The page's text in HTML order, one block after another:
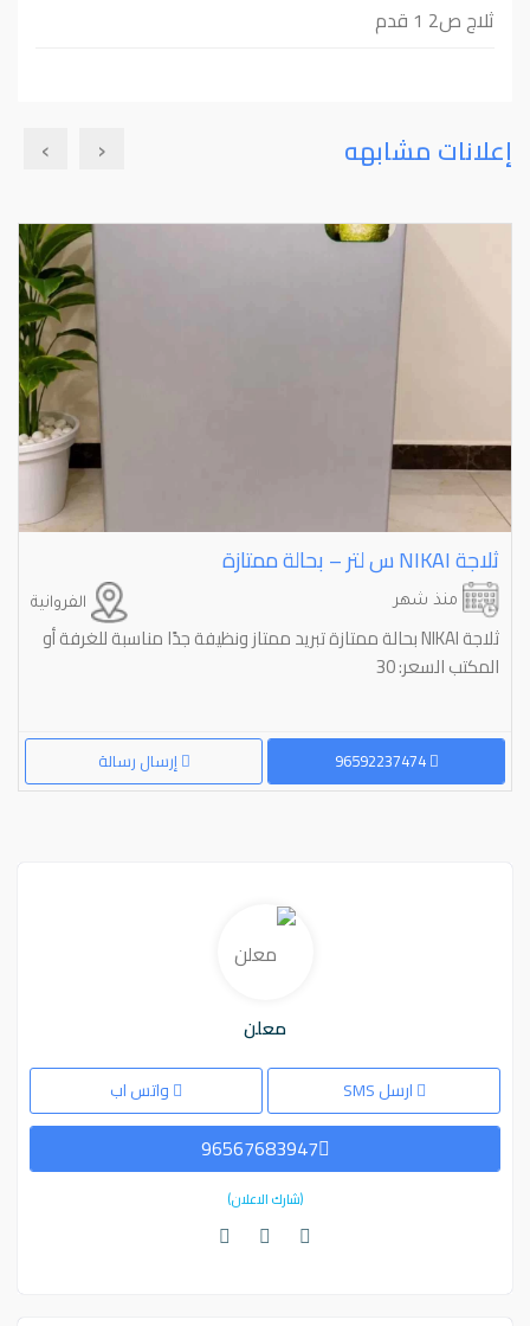
ثلاج ص⁦⁦2⁩⁩ ⁦⁦1⁩⁩ قدم
إعلانات مشابهه
ثلاجة ⁦⁦NIKAI⁩⁩ س لتر – بحالة ممتازة
الفروانية منذ شهر
ثلاجة NIKAI بحالة ممتازة تبريد ممتاز ونظيفة جدًا مناسبة للغرفة أو
المكتب السعر: 30
إرسال رسالة 96592237474
‹
›
معلن
ارسل SMS واتس اب
96567683947
(شارك الاعلان)